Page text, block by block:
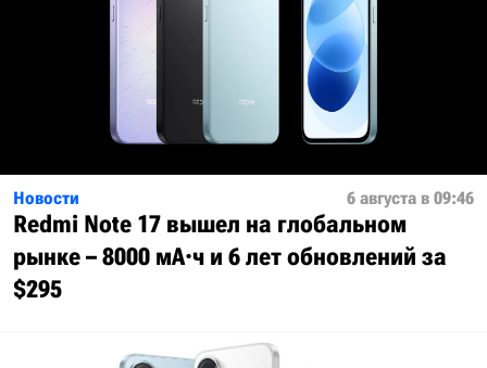
Новости 6 августа в 09:46
Redmi Note 17 вышел на глобальном
рынке – 8000 мА·ч и 6 лет обновлений за
$295